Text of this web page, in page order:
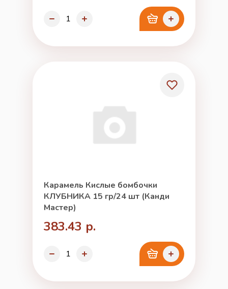
Карамель Кислые бомбочки
КЛУБНИКА 15 гр/24 шт (Канди
Мастер)
383.43 р.